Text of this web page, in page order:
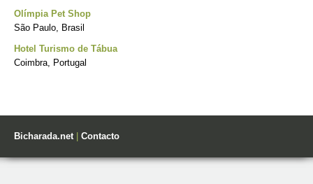
Olímpia Pet Shop
São Paulo, Brasil
Hotel Turismo de Tábua
Coimbra, Portugal
Bicharada.net| Contacto